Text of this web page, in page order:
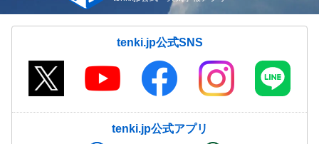
tenki.jp公式SNS
tenki.jp公式アプリ